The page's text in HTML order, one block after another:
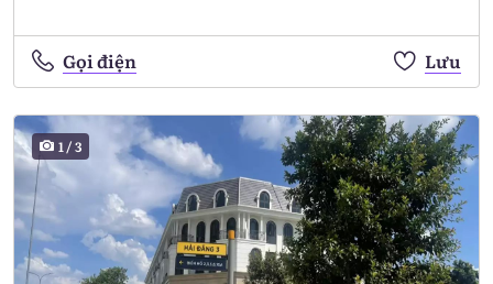
Gọi điện Lưu
1/3